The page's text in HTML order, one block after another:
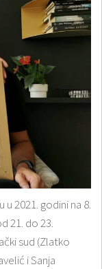
2021. godini na 8.
21. do 23.
sud (Zlatko
i Sanja